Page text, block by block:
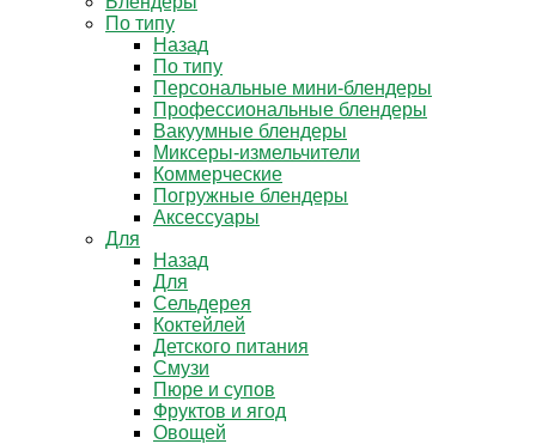
По типу
Назад
По типу
Персональные мини-блендеры
Профессиональные блендеры
Вакуумные блендеры
Миксеры-измельчители
Коммерческие
Погружные блендеры
Аксессуары
Для
Назад
Для
Сельдерея
Коктейлей
Детского питания
Смузи
Пюре и супов
Фруктов и ягод
Овощей